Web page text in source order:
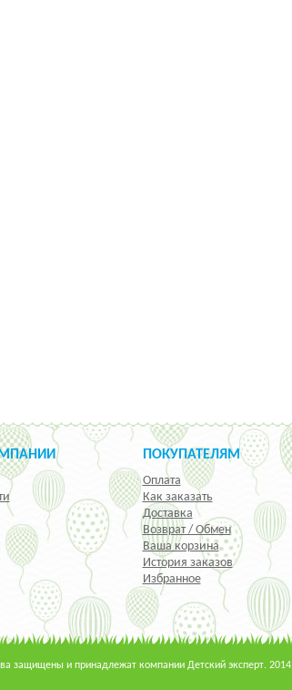
ПОКУПАТЕЛЯМ
Оплата
Как заказать
Доставка
Возврат / Обмен
Ваша корзина
История заказов
Избранное
защищены и принадлежат компании Детский эксперт. 2014